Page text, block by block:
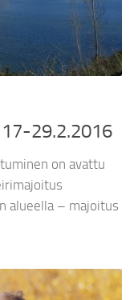
29.2.2016
on avattu
alueella – majoitus